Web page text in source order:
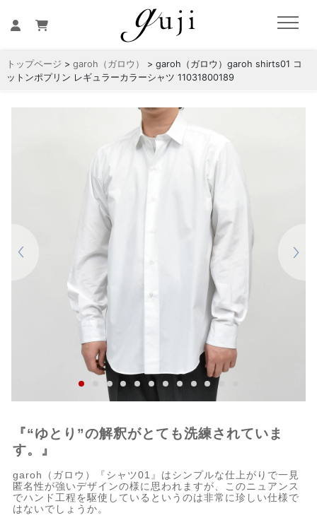
トップページ > garoh（ガロウ）
> garoh（ガロウ）garoh shirts01 コ
ットンポプリン レギュラーカラーシャツ 11031800189
『“ゆとり”の解釈がとても洗練されていま
す。』
garoh（ガロウ）『シャツ01』はシンプルな仕上がりで一見
匿名性が強いデザインの様に思われますが、このニュアンス
でハンド工程を駆使しているというのは非常に珍しい仕様で
はないでしょうか。